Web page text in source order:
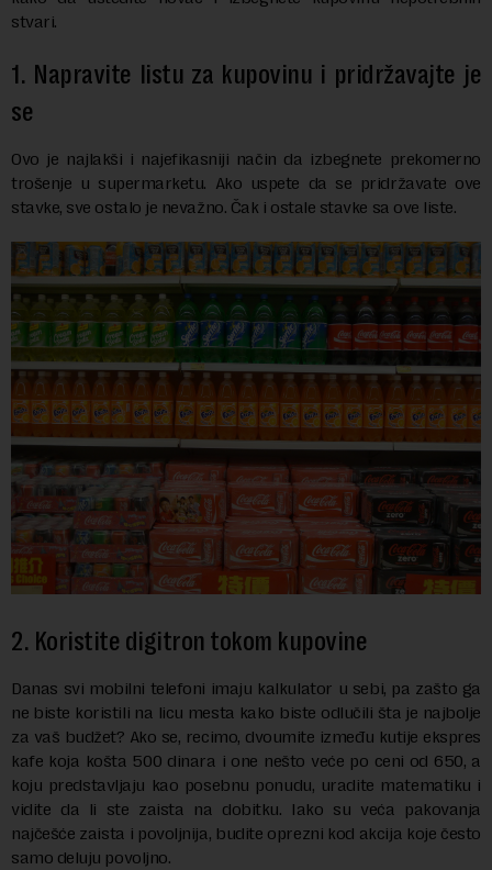
stvari.
1. Napravite listu za kupovinu i pridržavajte je
se
Ovo je najlakši i najefikasniji način da izbegnete prekomerno
trošenje u supermarketu. Ako uspete da se pridržavate ove
stavke, sve ostalo je nevažno. Čak i ostale stavke sa ove liste.
2. Koristite digitron tokom kupovine
Danas svi mobilni telefoni imaju kalkulator u sebi, pa zašto ga
ne biste koristili na licu mesta kako biste odlučili šta je najbolje
za vaš budžet? Ako se, recimo, dvoumite između kutije ekspres
kafe koja košta 500 dinara i one nešto veće po ceni od 650, a
koju predstavljaju kao posebnu ponudu, uradite matematiku i
vidite da li ste zaista na dobitku. Iako su veća pakovanja
najčešće zaista i povoljnija, budite oprezni kod akcija koje često
samo deluju povoljno.